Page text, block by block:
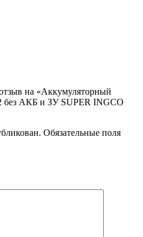
на «Аккумуляторный
без АКБ и ЗУ SUPER INGCO
Обязательные поля